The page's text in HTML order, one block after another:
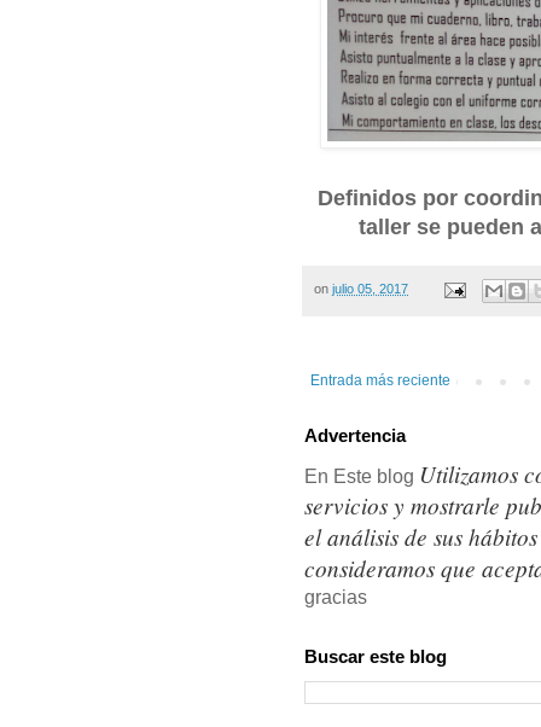
Definidos por
taller se pueden
on julio 05, 2017
Entrada más reciente
Advertencia
En Este blog Utilizamos
servicios y mostrarle
el análisis de sus
consideramos que
gracias
Buscar este blog